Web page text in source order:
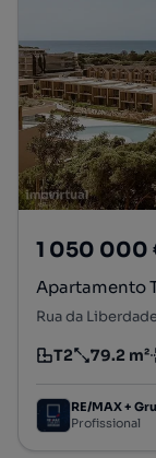
1 050 000
Apartamento
Rua da
Tipologia
T2
Preço por79.2 m²
Andar
RE/MAX +
Profissional